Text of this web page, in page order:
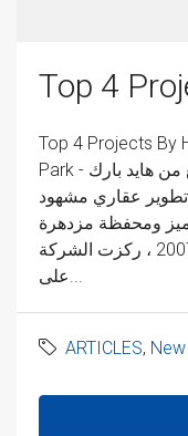
Top 4
Top 4 Projects By
Park - افضل 4 مشاريع من هايد بارك About Hyde Park :
تطوير عقاري مشهود
ومحفظة مزدهرة
من المشاريع الناجحة منذ عام 2007 ، ركزت الشركة
على...
ARTICLES,